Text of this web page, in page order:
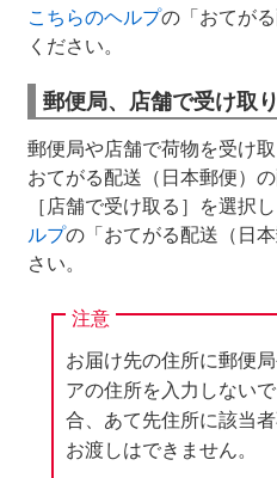
こちらのヘルプの「おてが
ください。
郵便局、店舗で受け取
郵便局や店舗で荷物を受け
おてがる配送（日本郵便）
［店舗で受け取る］を選択
ルプの「おてがる配送（日
さい。
注意
お届け先の住所に郵便
アの住所を入力しない
合、あて先住所に該当
お渡しはできません。